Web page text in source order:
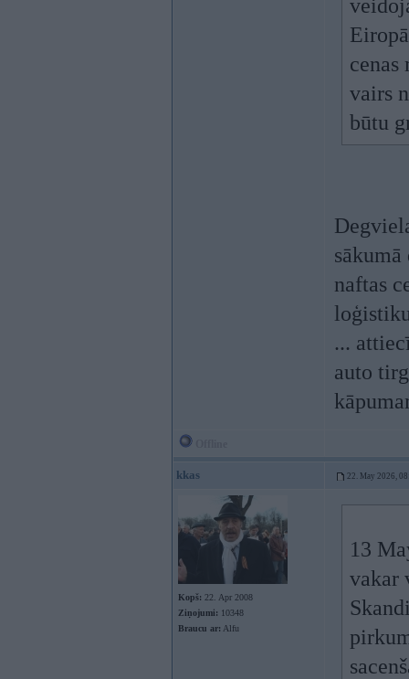
vairs
būtu
naftas
...
auto
kkas 22. May 2026,
Kopš: 22. Apr 2008
Ziņojumi: 10348
Braucu ar: Alfu
13
vakar